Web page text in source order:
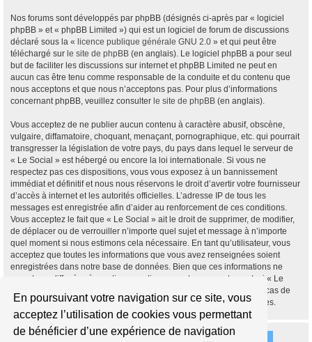
En poursuivant votre navigation sur ce site, vous
acceptez l’utilisation de cookies vous permettant
de bénéficier d’une expérience de navigation
Nos forums sont développés par phpBB (désignés ci-après par « logiciel
phpBB » et « phpBB Limited ») qui est un logiciel de forum de discussions
déclaré sous la « licence publique générale GNU 2.0 » et qui peut être
téléchargé sur le site de phpBB (en anglais). Le logiciel phpBB a pour seul
but de faciliter les discussions sur internet et phpBB Limited ne peut en
aucun cas être tenu comme responsable de la conduite et du contenu que
nous acceptons et que nous n’acceptons pas. Pour plus d’informations
concernant phpBB, veuillez consulter le site de phpBB (en anglais).
Vous acceptez de ne publier aucun contenu à caractère abusif, obscène,
vulgaire, diffamatoire, choquant, menaçant, pornographique, etc. qui pourrait
transgresser la législation de votre pays, du pays dans lequel le serveur de
« Le Social » est hébergé ou encore la loi internationale. Si vous ne
respectez pas ces dispositions, vous vous exposez à un bannissement
immédiat et définitif et nous nous réservons le droit d’avertir votre fournisseur
d’accès à internet et les autorités officielles. L’adresse IP de tous les
messages est enregistrée afin d’aider au renforcement de ces conditions.
Vous acceptez le fait que « Le Social » ait le droit de supprimer, de modifier,
de déplacer ou de verrouiller n’importe quel sujet et message à n’importe
quel moment si nous estimons cela nécessaire. En tant qu’utilisateur, vous
acceptez que toutes les informations que vous avez renseignées soient
enregistrées dans notre base de données. Bien que ces informations ne
seront pas diffusées à une tierce partie sans votre consentement, ni « Le
Social », ni phpBB, ne pourront être tenus comme responsables en cas de
tentative de piratage informatique visant à compromettre vos données.